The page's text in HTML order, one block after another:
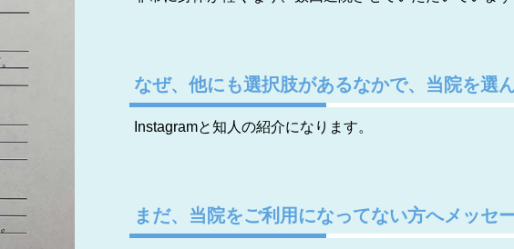
なぜ、他にも選択肢があるなかで、当院を選
Instagramと知人の紹介になります。
まだ、当院をご利用になってない方へメッセ